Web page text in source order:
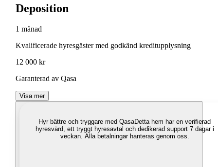
Deposition
1 månad
Kvalificerade hyresgäster med godkänd kreditupplysning
12 000 kr
Garanterad av Qasa
Visa mer
Hyr bättre och tryggare med QasaDetta hem har en verifierad
hyresvärd, ett tryggt hyresavtal och dedikerad support 7 dagar i
veckan. Alla betalningar hanteras genom oss.